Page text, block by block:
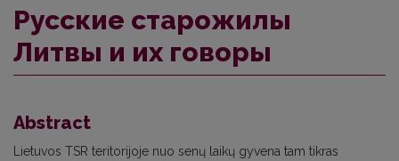
Русские старожилы
Литвы и их говоры
Abstract
Lietuvos TSR teritorijoje nuo senų laikų gyvena tam tikras